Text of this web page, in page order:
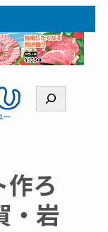
索
作ろ
岩